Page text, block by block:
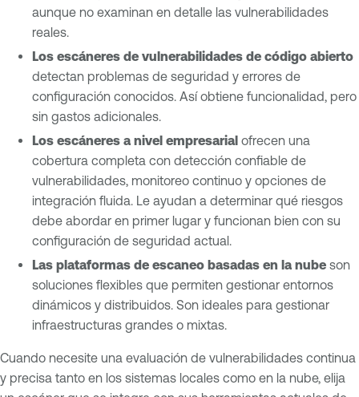
aunque no examinan en detalle las vulnerabilidades
reales.
Los escáneres de vulnerabilidades de código abierto
detectan problemas de seguridad y errores de
configuración conocidos. Así obtiene funcionalidad, pero
sin gastos adicionales.
Los escáneres a nivel empresarial ofrecen una
cobertura completa con detección confiable de
vulnerabilidades, monitoreo continuo y opciones de
integración fluida. Le ayudan a determinar qué riesgos
debe abordar en primer lugar y funcionan bien con su
configuración de seguridad actual.
Las plataformas de escaneo basadas en la nube son
soluciones flexibles que permiten gestionar entornos
dinámicos y distribuidos. Son ideales para gestionar
infraestructuras grandes o mixtas.
Cuando necesite una evaluación de vulnerabilidades continua
y precisa tanto en los sistemas locales como en la nube, elija